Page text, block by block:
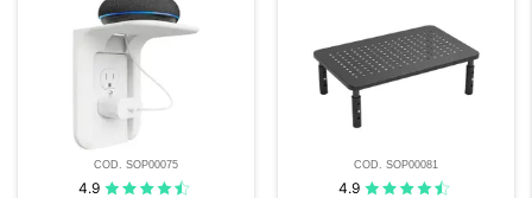
COD. SOP00075
4.9
COD. SOP00081
4.9